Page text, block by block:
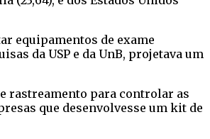
equipamentos de exame
da USP e da UnB, projetava um
rastreamento para controlar as
que desenvolvesse um kit de